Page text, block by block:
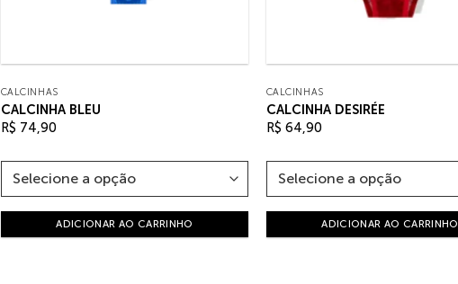
CALCINHAS
CALCINHA BLEU
R$ 74,90
ADICIONAR AO CARRINHO
CALCINHAS
CALCINHA DESIRÉE
R$ 64,90
ADICIONAR AO CARRINHO